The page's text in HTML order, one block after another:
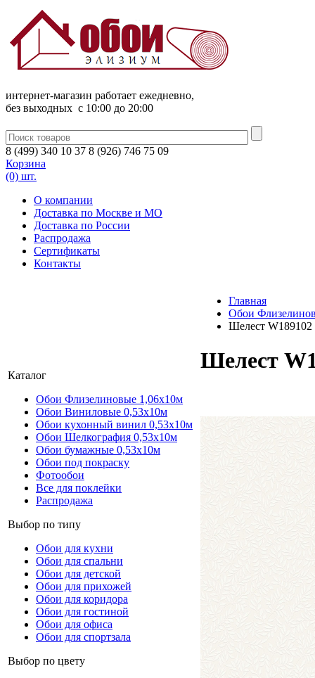
интернет-магазин работает ежедневно,
без выходных c 10:00 до 20:00
8 (499) 340 10 37 8 (926) 746 75 09
Корзина
(0) шт.
О компании
Доставка по Москве и МО
Доставка по России
Распродажа
Сертификаты
Контакты
Каталог
Обои Флизелиновые 1,06х10м
Обои Виниловые 0,53х10м
Обои кухонный винил 0,53х10м
Обои Шелкография 0,53x10м
Обои бумажные 0,53х10м
Обои под покраску
Фотообои
Все для поклейки
Распродажа
Выбор по типу
Обои для кухни
Обои для спальни
Обои для детской
Обои для прихожей
Обои для коридора
Обои для гостиной
Обои для офиса
Обои для спортзала
Выбор по цвету
Главная
Обои
Шелест W189102
Шелест